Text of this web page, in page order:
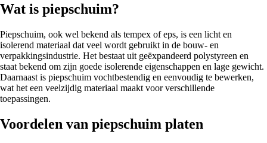
Wat is piepschuim?
Piepschuim, ook wel bekend als tempex of eps, is een licht en
isolerend materiaal dat veel wordt gebruikt in de bouw- en
verpakkingsindustrie. Het bestaat uit geëxpandeerd polystyreen en
staat bekend om zijn goede isolerende eigenschappen en lage gewicht.
Daarnaast is piepschuim vochtbestendig en eenvoudig te bewerken,
wat het een veelzijdig materiaal maakt voor verschillende
toepassingen.
Voordelen van piepschuim platen